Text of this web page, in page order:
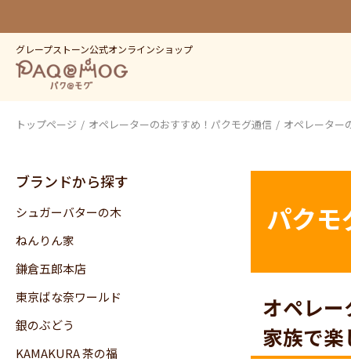
グレープストーン公式オンラインショップ
トップページ オペレーターのおすすめ！パクモグ通信 オペレーター
ブランドから探す
シュガーバターの木
ねんりん家
鎌倉五郎本店
東京ばな奈ワールド
銀のぶどう
KAMAKURA 茶の福
パクモ
オペレ
家族で